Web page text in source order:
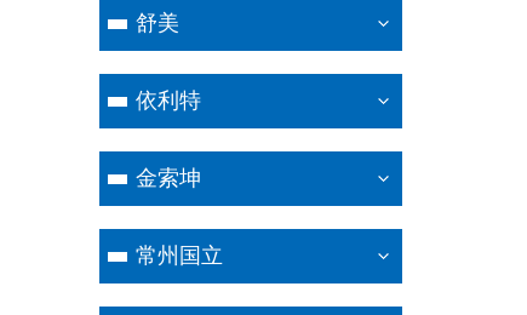
舒美
依利特
金索坤
常州国立